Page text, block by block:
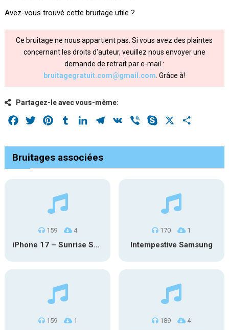
Avez-vous trouvé cette bruitage utile ?
Ce bruitage ne nous appartient pas. Si vous avez des plaintes
concernant les droits d'auteur, veuillez nous envoyer une
demande de retrait par e-mail :
bruitagegratuit.com@gmail.com . Grâce à!
Partagez-le avec vous-même:
Facebook
Twitter PinterestTumblrLinkedInTelegram
VK Viber Skype
Bruitages associées
159 4
iPhone 17 – Sunrise Serenity
170 1
Intempestive Samsung
159 1 189 4